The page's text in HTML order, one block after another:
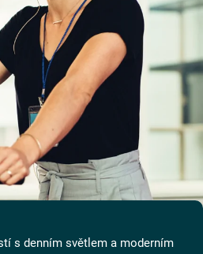
s denním světlem a moderním